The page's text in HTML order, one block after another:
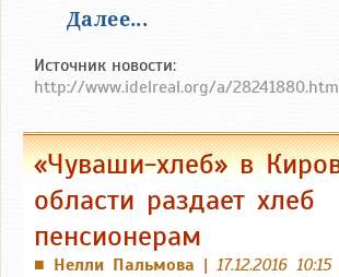
Далее...
Источник новости:
http://www.idelreal.org/a/
«Чуваши-хлеб» в
области раздает хлеб
пенсионерам
■ Нелли Пальмова | 17.12.2016 10:15